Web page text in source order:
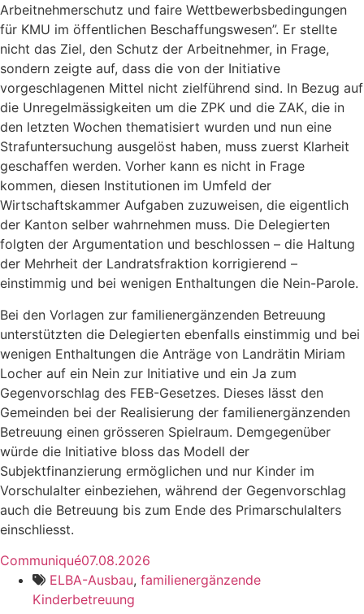
Arbeitnehmerschutz und faire Wettbewerbsbedingungen
für KMU im öffentlichen Beschaffungswesen”. Er stellte
nicht das Ziel, den Schutz der Arbeitnehmer, in Frage,
sondern zeigte auf, dass die von der Initiative
vorgeschlagenen Mittel nicht zielführend sind. In Bezug auf
die Unregelmässigkeiten um die ZPK und die ZAK, die in
den letzten Wochen thematisiert wurden und nun eine
Strafuntersuchung ausgelöst haben, muss zuerst Klarheit
geschaffen werden. Vorher kann es nicht in Frage
kommen, diesen Institutionen im Umfeld der
Wirtschaftskammer Aufgaben zuzuweisen, die eigentlich
der Kanton selber wahrnehmen muss. Die Delegierten
folgten der Argumentation und beschlossen – die Haltung
der Mehrheit der Landratsfraktion korrigierend –
einstimmig und bei wenigen Enthaltungen die Nein-Parole.
Bei den Vorlagen zur familienergänzenden Betreuung
unterstützten die Delegierten ebenfalls einstimmig und bei
wenigen Enthaltungen die Anträge von Landrätin Miriam
Locher auf ein Nein zur Initiative und ein Ja zum
Gegenvorschlag des FEB-Gesetzes. Dieses lässt den
Gemeinden bei der Realisierung der familienergänzenden
Betreuung einen grösseren Spielraum. Demgegenüber
würde die Initiative bloss das Modell der
Subjektfinanzierung ermöglichen und nur Kinder im
Vorschulalter einbeziehen, während der Gegenvorschlag
auch die Betreuung bis zum Ende des Primarschulalters
einschliesst.
Communiqué07.08.2026
ELBA-Ausbau, familienergänzende
Kinderbetreuung